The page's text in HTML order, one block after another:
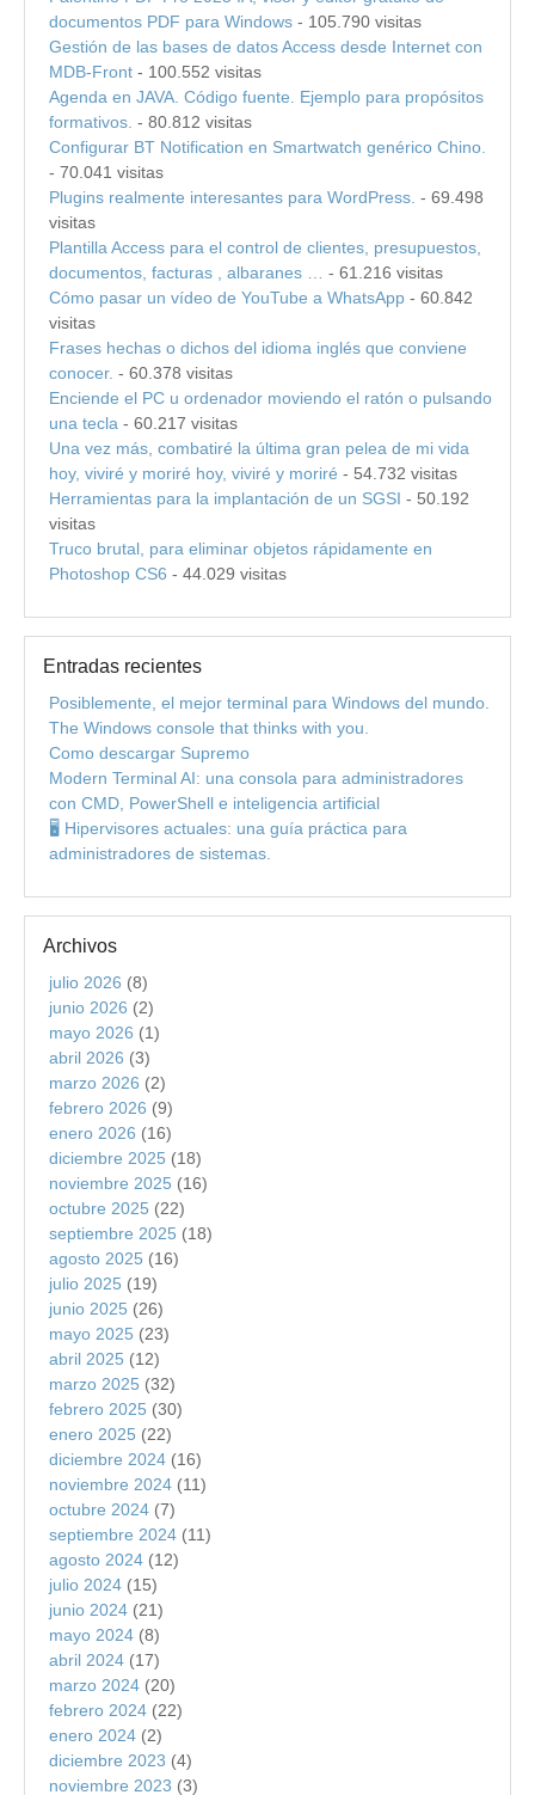
documentos PDF para Windows - 105.790 visitas
Gestión de las bases de datos Access desde Internet con
MDB-Front - 100.552 visitas
Agenda en JAVA. Código fuente. Ejemplo para propósitos
formativos. - 80.812 visitas
Configurar BT Notification en Smartwatch genérico Chino.
- 70.041 visitas
Plugins realmente interesantes para WordPress. - 69.498
visitas
Plantilla Access para el control de clientes, presupuestos,
documentos, facturas , albaranes …
- 61.216 visitas
Cómo pasar un vídeo de YouTube a WhatsApp - 60.842
visitas
Frases hechas o dichos del idioma inglés que conviene
conocer. - 60.378 visitas
Enciende el PC u ordenador moviendo el ratón o pulsando
una tecla - 60.217 visitas
Una vez más, combatiré la última gran pelea de mi vida
hoy, viviré y moriré hoy, viviré y moriré - 54.732 visitas
Herramientas para la implantación de un SGSI - 50.192
visitas
Truco brutal, para eliminar objetos rápidamente en
Photoshop CS6 - 44.029 visitas
Entradas recientes
Posiblemente, el mejor terminal para Windows del mundo.
The Windows console that thinks with you.
Como descargar Supremo
Modern Terminal AI: una consola para administradores
con CMD, PowerShell e inteligencia artificial
🖥️ Hipervisores actuales: una guía práctica para
administradores de sistemas.
Archivos
julio 2026 (8)
junio 2026 (2)
mayo 2026 (1)
abril 2026 (3)
marzo 2026 (2)
febrero 2026 (9)
enero 2026 (16)
diciembre 2025 (18)
noviembre 2025 (16)
octubre 2025 (22)
septiembre 2025 (18)
agosto 2025 (16)
julio 2025 (19)
junio 2025 (26)
mayo 2025 (23)
abril 2025 (12)
marzo 2025 (32)
febrero 2025 (30)
enero 2025 (22)
diciembre 2024 (16)
noviembre 2024 (11)
octubre 2024 (7)
septiembre 2024 (11)
agosto 2024 (12)
julio 2024 (15)
junio 2024 (21)
mayo 2024 (8)
abril 2024 (17)
marzo 2024 (20)
febrero 2024 (22)
enero 2024 (2)
diciembre 2023 (4)
noviembre 2023 (3)